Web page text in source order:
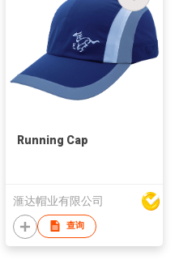
Running Cap
滙达帽业有限公司
查询